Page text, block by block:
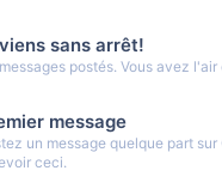
sans arrêt!
postés. Vous avez l'air
message
un message quelque part
ceci.